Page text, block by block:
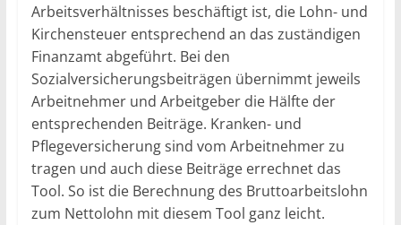
Arbeitsverhältnisses beschäftigt ist, die Lohn- und
Kirchensteuer entsprechend an das zuständigen
Finanzamt abgeführt. Bei den
Sozialversicherungsbeiträgen übernimmt jeweils
Arbeitnehmer und Arbeitgeber die Hälfte der
entsprechenden Beiträge. Kranken- und
Pflegeversicherung sind vom Arbeitnehmer zu
tragen und auch diese Beiträge errechnet das
Tool. So ist die Berechnung des Bruttoarbeitslohn
zum Nettolohn mit diesem Tool ganz leicht.